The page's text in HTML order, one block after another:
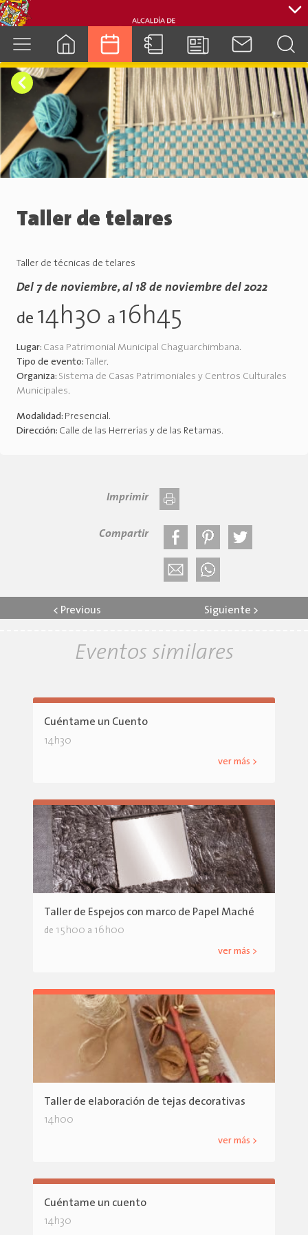
cuenca.gob.ec
Taller de telares
Taller de técnicas de telares
Del 7 de noviembre, al 18 de noviembre del 2022
de 14h30 a 16h45
Lugar: Casa Patrimonial Municipal Chaguarchimbana.
Tipo de evento: Taller.
Organiza: Sistema de Casas Patrimoniales y Centros Culturales
Municipales.
Modalidad: Presencial.
Dirección: Calle de las Herrerías y de las Retamas.
Imprimir
Compartir
< Previous Siguiente >
Eventos similares
Cuéntame un Cuento
14h30
ver más >
Taller de Espejos con marco de Papel Maché
de 15h00 a 16h00
ver más >
Taller de elaboración de tejas decorativas
14h00
ver más >
Cuéntame un cuento
14h30